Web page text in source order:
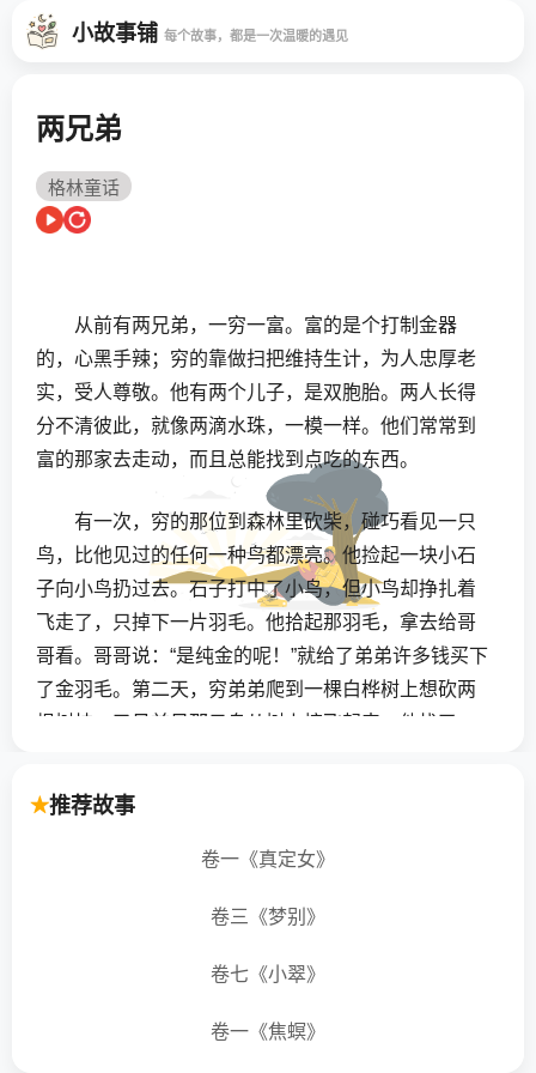
小故事铺 每个故事，都是一次温暖的遇见
两兄弟
格林童话
从前有两兄弟，一穷一富。富的是个打制金器
的，心黑手辣；穷的靠做扫把维持生计，为人忠厚老
实，受人尊敬。他有两个儿子，是双胞胎。两人长得
分不清彼此，就像两滴水珠，一模一样。他们常常到
富的那家去走动，而且总能找到点吃的东西。
有一次，穷的那位到森林里砍柴，碰巧看见一只
鸟，比他见过的任何一种鸟都漂亮。他捡起一块小石
子向小鸟扔过去。石子打中了小鸟，但小鸟却挣扎着
飞走了，只掉下一片羽毛。他拾起那羽毛，拿去给哥
哥看。哥哥说：“是纯金的呢！”就给了弟弟许多钱买下
了金羽毛。第二天，穷弟弟爬到一棵白桦树上想砍两
根树枝，又见前日那只鸟从树上惊飞起来。他找了一
哥哥看。哥哥说：“是纯金的呢！”又给弟弟一些钱买下
第三次来到森林里，那只金鸟正停在树上。他捡起一
哥哥给了他一大堆金银。“这下我可以安安稳稳地度日
当金匠的哥哥精明狡黠，他很清楚这只鸟是什么
推荐故事
卷一《真定女》
卷三《梦别》
卷七《小翠》
卷一《焦螟》